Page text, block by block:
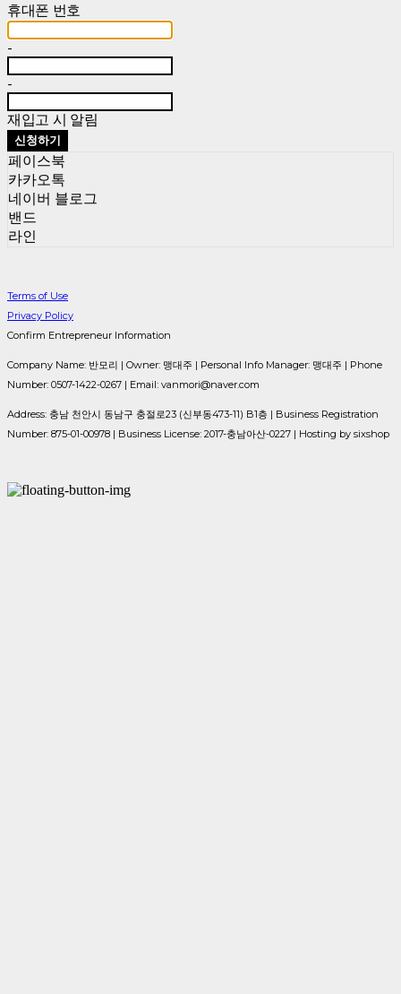
휴대폰 번호
-
-
재입고 시 알림
신청하기
페이스북
카카오톡
네이버 블로그
밴드
라인
Terms of Use
Privacy Policy
Confirm Entrepreneur Information
Company Name: 반모리 | Owner: 맹대주 | Personal Info Manager: 맹대주 | Phone
Number: 0507-1422-0267 | Email: vanmori@naver.com
Address: 충남 천안시 동남구 충절로23 (신부동473-11) B1층 | Business Registration
Number: 875-01-00978 | Business License: 2017-충남아산-0227 | Hosting by sixshop